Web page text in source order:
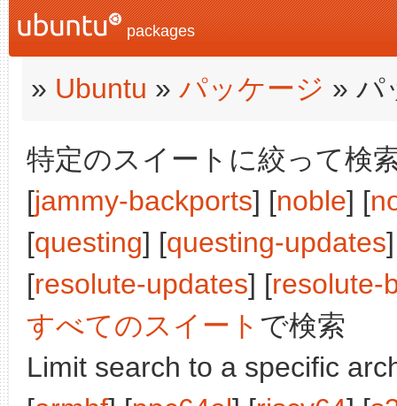
packages
» Ubuntu » パッケージ » パ
特定のスイートに絞って検
[jammy-backports] [noble] [
[questing] [questing-updates
[resolute-updates] [resolute-
すべてのスイート で検索
Limit search to a specific